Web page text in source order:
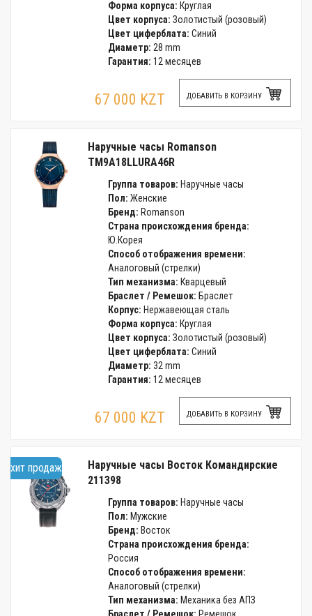
Форма корпуса: Круглая
Цвет корпуса: Золотистый (розовый)
Цвет циферблата: Синий
Диаметр: 28 mm
Гарантия: 12 месяцев
67 000 KZT ДОБАВИТЬ В КОРЗИНУ
Наручные часы Romanson
TM9A18LLURA46R
Группа товаров: Наручные часы
Пол: Женские
Бренд: Romanson
Страна происхождения бренда:
Ю.Корея
Способ отображения времени:
Аналоговый (стрелки)
Тип механизма: Кварцевый
Браслет / Ремешок: Браслет
Корпус: Нержавеющая сталь
Форма корпуса: Круглая
Цвет корпуса: Золотистый (розовый)
Цвет циферблата: Синий
Диаметр: 32 mm
Гарантия: 12 месяцев
67 000 KZT ДОБАВИТЬ В КОРЗИНУ
хит продаж
Наручные часы Восток Командирские
211398
Группа товаров: Наручные часы
Пол: Мужские
Бренд: Восток
Страна происхождения бренда:
Россия
Способ отображения времени:
Аналоговый (стрелки)
Тип механизма: Механика без АПЗ